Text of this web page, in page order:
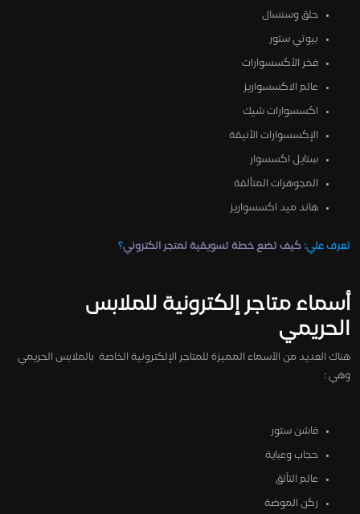
حلق وسنسال
بيوتي ستور
فخر الأكسسوارات
عالم الاكسسواريز
اكسسوارات شيك
الإكسسوارات الأنيقة
سِتايل اكسسوار
المجوهرات المتألقة
هاند ميد اكسسواريز
تعرف علي: كيف تضع خطة تسويقية لمتجر الكتروني؟
أسماء متاجر إلكترونية للملابس
الحريمي
هناك العديد من الأسماء المميزة للمتاجر الإلكترونية الخاصة بالملابس الحريمي
وهي :
فاشن ستور
حجاب وعباية
عالم التألق
ركن الموضة